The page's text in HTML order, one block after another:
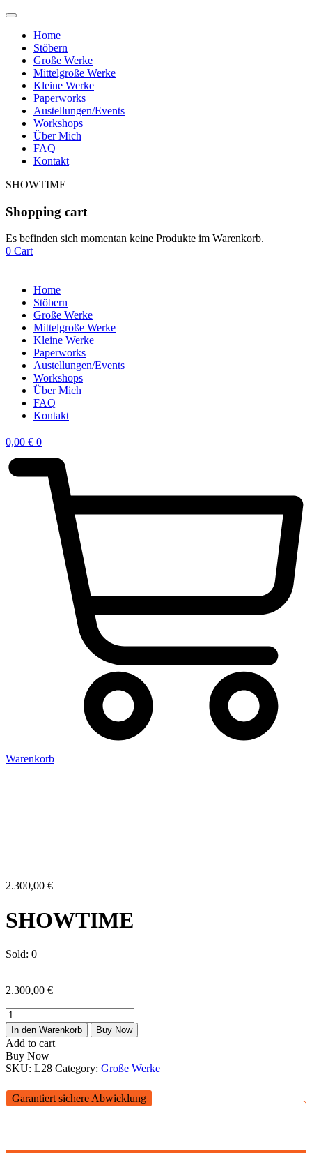
Home
Stöbern
Große Werke
Mittelgroße Werke
Kleine Werke
Paperworks
Austellungen/Events
Workshops
Über Mich
FAQ
Kontakt
SHOWTIME
Shopping cart
Es befinden sich momentan keine Produkte im Warenkorb.
0 Cart
Home
Stöbern
Große Werke
Mittelgroße Werke
Kleine Werke
Paperworks
Austellungen/Events
Workshops
Über Mich
FAQ
Kontakt
0,00 € 0
Warenkorb
2.300,00 €
SHOWTIME
Sold: 0
2.300,00 €
SHOWTIME
Menge
In den Warenkorb Buy Now
Add to cart
Buy Now
SKU: L28 Category: Große Werke
Garantiert sichere Abwicklung